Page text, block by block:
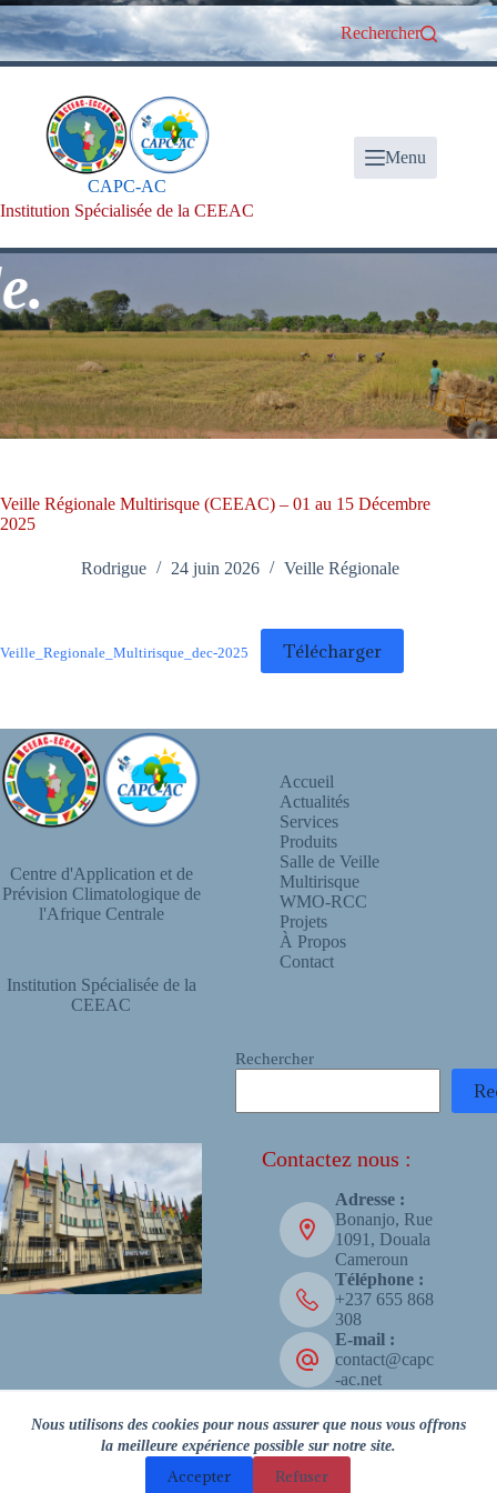
Passer
au
contenu
Nous utilisons des cookies pour nous assurer que nous vous offrons
la meilleure expérience possible sur notre site.
Accepter Refuser
Rechercher
CAPC-AC
Institution Spécialisée de la CEEAC
Menu
Veille Régionale Multirisque (CEEAC) – 01 au 15 Décembre
2025
Rodrigue 24 juin 2026 Veille Régionale
Veille_Regionale_Multirisque_dec-2025 Télécharger
Centre d'Application et de
Prévision Climatologique de
l'Afrique Centrale
Institution Spécialisée de la
CEEAC
Accueil
Actualités
Services
Produits
Salle de Veille
Multirisque
WMO-RCC
Projets
À Propos
Contact
Rechercher
Contactez nous :
Adresse :
Bonanjo, Rue
1091, Douala
Cameroun
Téléphone :
+237 655 868
308
E-mail :
contact@capc
-ac.net